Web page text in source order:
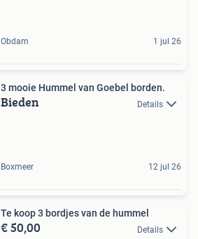
Obdam 1 jul 26
3 mooie Hummel van Goebel borden.
Bieden Details
Boxmeer 12 jul 26
Te koop 3 bordjes van de hummel
€ 50,00 Details